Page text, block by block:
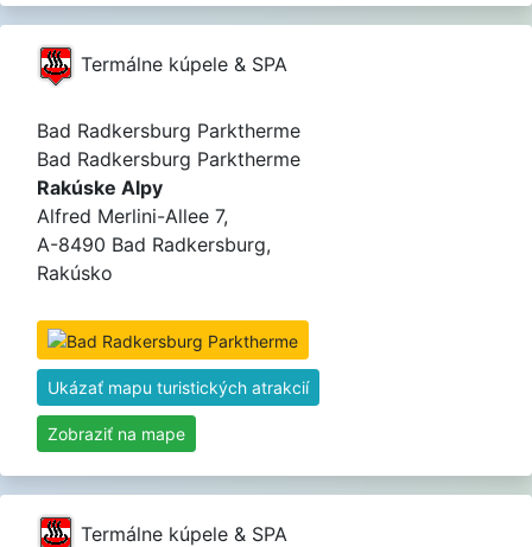
Termálne kúpele & SPA
Bad Radkersburg Parktherme
Bad Radkersburg Parktherme
Rakúske Alpy
Alfred Merlini-Allee 7,
A-8490 Bad Radkersburg,
Rakúsko
Ukázať mapu turistických atrakcií
Zobraziť na mape
Termálne kúpele & SPA